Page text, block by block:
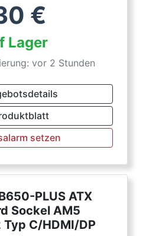
€
Lager
vor 2 Stunden
setzen
PLUS ATX
Sockel AM5
Typ C/HDMI/DP